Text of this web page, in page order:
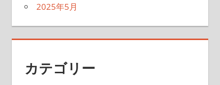
2025年5月
カテゴリー